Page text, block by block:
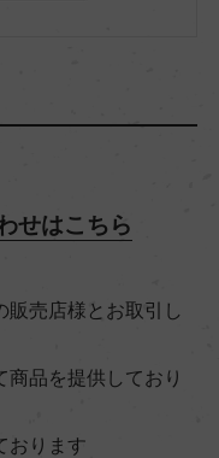
せはこちら
売店様とお取引し
品を提供しており
おります